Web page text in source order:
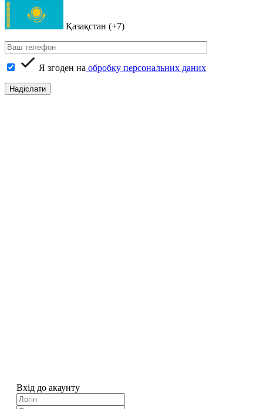
Қазақстан (+7)
Я згоден на обробку персональних даних
Вхід до акаунту